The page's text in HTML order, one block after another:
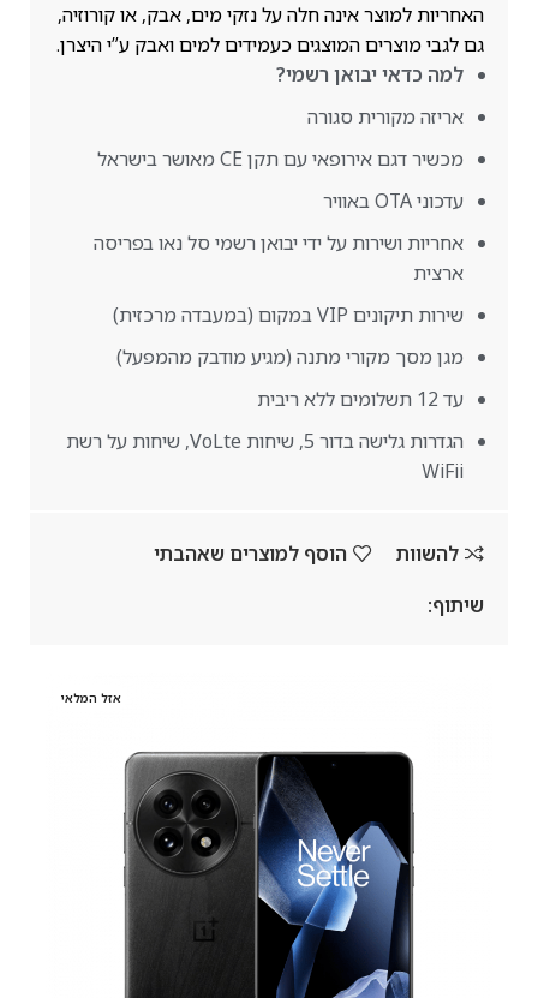
האחריות למוצר אינה חלה על נזקי מים, אבק, או קורוזיה,
גם לגבי מוצרים המוצגים כעמידים למים ואבק ע”י היצרן.
למה כדאי יבואן רשמי?
אריזה מקורית סגורה
מכשיר דגם אירופאי עם תקן CE מאושר בישראל
עדכוני OTA באוויר
אחריות ושירות על ידי יבואן רשמי סל נאו בפריסה
ארצית
שירות תיקונים VIP במקום (במעבדה מרכזית)
מגן מסך מקורי מתנה (מגיע מודבק מהמפעל)
עד 12 תשלומים ללא ריבית
הגדרות גלישה בדור 5, שיחות VoLte, שיחות על רשת
WiFii
להשוות
הוסף למוצרים שאהבתי
שיתוף:
אזל המלאי